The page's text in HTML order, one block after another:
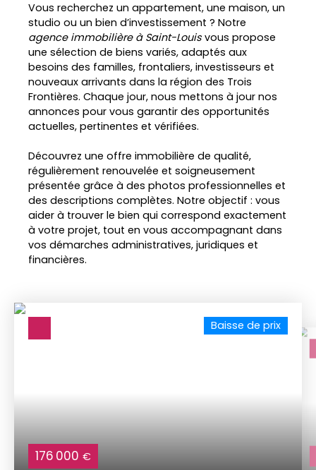
Vous recherchez un appartement, une maison, un
studio ou un bien d’investissement ? Notre
agence immobilière à Saint-Louis vous propose
une sélection de biens variés, adaptés aux
besoins des familles, frontaliers, investisseurs et
nouveaux arrivants dans la région des Trois
Frontières. Chaque jour, nous mettons à jour nos
annonces pour vous garantir des opportunités
actuelles, pertinentes et vérifiées.
Découvrez une offre immobilière de qualité,
régulièrement renouvelée et soigneusement
présentée grâce à des photos professionnelles et
des descriptions complètes. Notre objectif : vous
aider à trouver le bien qui correspond exactement
à votre projet, tout en vous accompagnant dans
vos démarches administratives, juridiques et
financières.
176 000 €
Baisse de prix